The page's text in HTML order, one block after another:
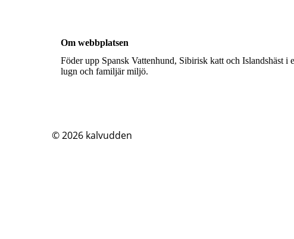
Om webbplatsen
Föder upp Spansk Vattenhund, Sibirisk katt och Islandshäst i
lugn och familjär miljö.
© 2026 kalvudden